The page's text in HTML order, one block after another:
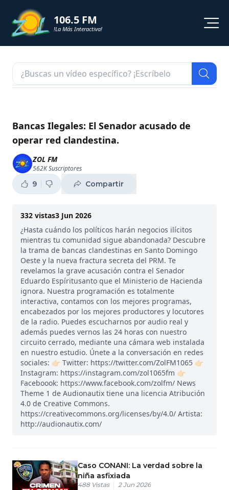
106.5 FM
!La Más Interactiva!
NOTICIAS
SHORTS
PODCAST
ZOL TV
Bancas Ilegales: El Senador acusado de
operar red clandestina.
ZOL FM
562KSuscriptores
9 Compartir
332 vistas3 Jun 2026
¿Hasta cuándo los políticos harán negocios ilícitos
mientras tu comunidad sigue abandonada? Descubre
la trama de bancas clandestinas en Santo Domingo
Oeste y la nueva fractura secreta del PRM. Te
revelamos la grave acusación contra el Senador
Eduardo Espíritusanto que el Ministerio de Hacienda
ignora. Nuestra programación es totalmente
interactiva, contamos con los mejores programas,
encabezados por los mejores productores y locutores
de la radio. Puedes escucharnos por audio real y
además puedes vernos las 24 horas con nuestro
circuito cerrado, mediante una cámara web instalada
en nuestro estudio. Únete a la conversación en redes
sociales: 👉🏻 Twitter: https://twitter.com/ZolFM1065 👉🏻
Instagram: https://instagram.com/zol1065fm 👉🏻
Faceboook: https://www.facebook.com/zolfm/ News
Theme 1 de Audionautix tiene una licencia Atribución
4.0 de Creative Commons.
https://creativecommons.org/licenses/by/4.0/ Artista:
http://audionautix.com/
Caso CONANI: La verdad sobre la
niña asfixiada
488 Vistas 2 Jun 2026